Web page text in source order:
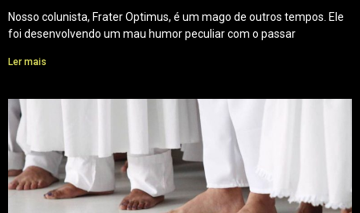
Nosso colunista, Frater Optimus, é um mago de outros tempos. Ele
foi desenvolvendo um mau humor peculiar com o passar
Ler mais